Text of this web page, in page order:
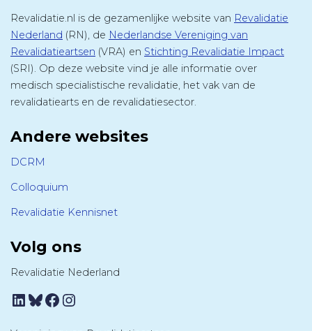
Revalidatie.nl is de gezamenlijke website van Revalidatie
Nederland (RN), de Nederlandse Vereniging van
Revalidatieartsen (VRA) en Stichting Revalidatie Impact
(SRI). Op deze website vind je alle informatie over
medisch specialistische revalidatie, het vak van de
revalidatiearts en de revalidatiesector.
Andere websites
DCRM
Colloquium
Revalidatie Kennisnet
Volg ons
Revalidatie Nederland
LinkedIn
Bluesky
Facebook
Instagram